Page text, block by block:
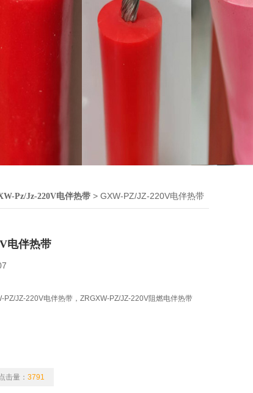
Pz/Jz-220V电伴热带 > GXW-PZ/JZ-220V电伴热带
电伴热带
PZ/JZ-220V电伴热带，ZRGXW-PZ/JZ-220V阻燃电伴热带
击量： 3791